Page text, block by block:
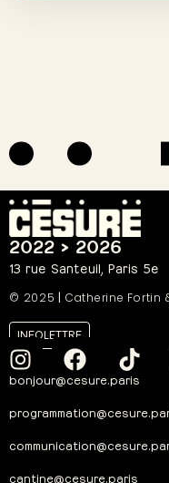
2022 > 2026
13 rue Santeuil, Paris 5e
© 2025 | Catherine Fortin
INFOLETTRE
bonjour@cesure.paris
cantine@cesure.paris